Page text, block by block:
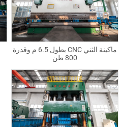
ماكينة الثني CNC بطول 6.5 م وقدرة
800 طن